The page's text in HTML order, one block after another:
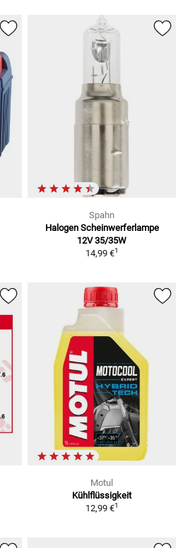
Spahn
Halogen Scheinwerferlampe
12V 35/35W
14,99 €1
Motul
Kühlflüssigkeit
12,99 €1